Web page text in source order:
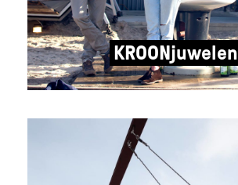
KROONjuwelen